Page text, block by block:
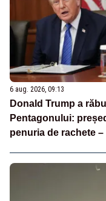
6 aug. 2026, 09:13
Donald Trump a
Pentagonului:
penuria de rachete –